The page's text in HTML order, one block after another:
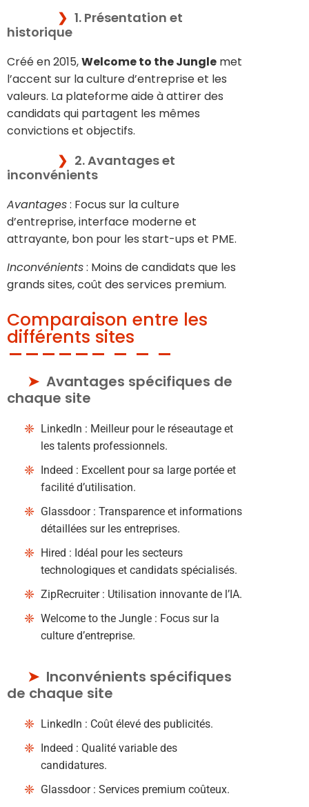
1. Présentation et
historique
Créé en 2015,Welcome to the Jungle met
l’accent sur la culture d’entreprise et les
valeurs. La plateforme aide à attirer des
candidats qui partagent les mêmes
convictions et objectifs.
2. Avantages et
inconvénients
Avantages: Focus sur la culture
d’entreprise, interface moderne et
attrayante, bon pour les start-ups et PME.
Inconvénients: Moins de candidats que les
grands sites, coût des services premium.
Comparaison entre les
différents sites
Avantages spécifiques de
chaque site
LinkedIn : Meilleur pour le réseautage et
les talents professionnels.
Indeed : Excellent pour sa large portée et
facilité d’utilisation.
Glassdoor : Transparence et informations
détaillées sur les entreprises.
Hired : Idéal pour les secteurs
technologiques et candidats spécialisés.
ZipRecruiter : Utilisation innovante de l’IA.
Welcome to the Jungle : Focus sur la
culture d’entreprise.
Inconvénients spécifiques
de chaque site
LinkedIn : Coût élevé des publicités.
Indeed : Qualité variable des
candidatures.
Glassdoor : Services premium coûteux.